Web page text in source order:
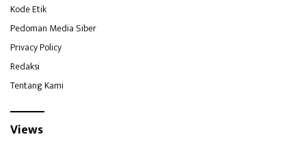
Kode Etik
Pedoman Media Siber
Privacy Policy
Redaksi
Tentang Kami
Views